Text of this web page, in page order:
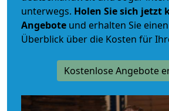
unterwegs. Holen Sie sich jetzt
Angebote und erhalten Sie
Überblick über die Kosten für
Kostenlose Angebote